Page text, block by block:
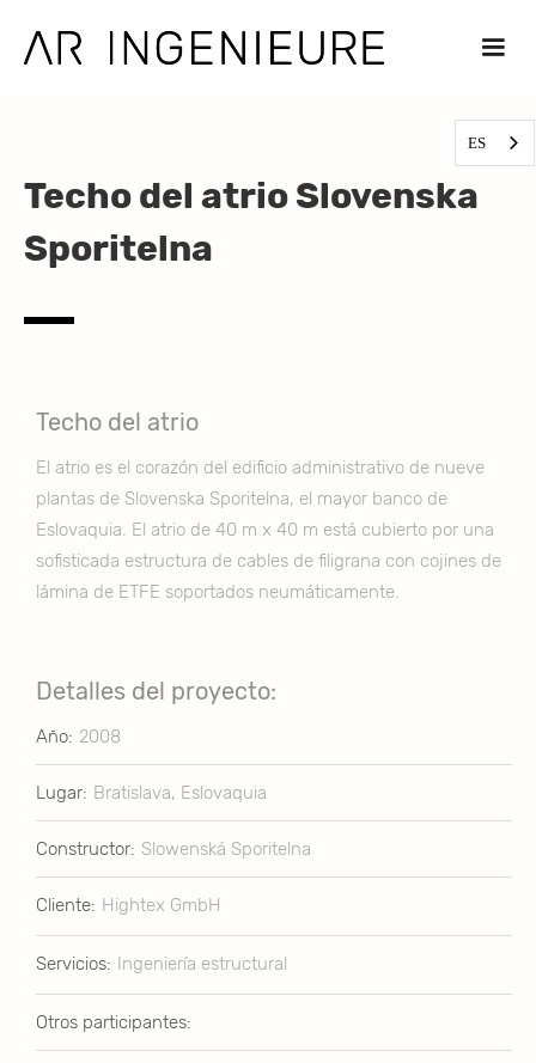
Techo del atrio Slovenska
Sporitelna
Techo del atrio
El atrio es el corazón del edificio administrativo de nueve
plantas de Slovenska Sporitelna, el mayor banco de
Eslovaquia. El atrio de 40 m x 40 m está cubierto por una
sofisticada estructura de cables de filigrana con cojines de
lámina de ETFE soportados neumáticamente.
Detalles del proyecto:
Año: 2008
Lugar: Bratislava, Eslovaquia
Constructor: Slowenská Sporitelna
Cliente: Hightex GmbH
Servicios: Ingeniería estructural
Otros participantes:
ES